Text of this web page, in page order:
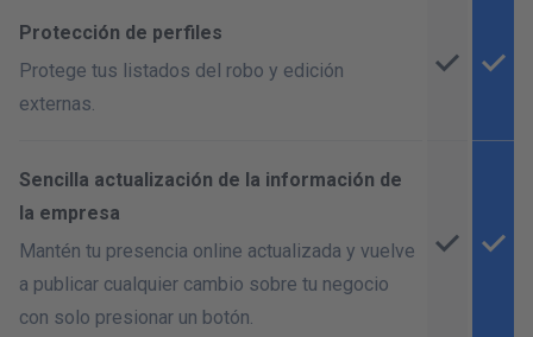
Protección de perfiles
Protege tus listados del robo y edición
externas.
Sencilla actualización de la información de
la empresa
Mantén tu presencia online actualizada y vuelve
a publicar cualquier cambio sobre tu negocio
con solo presionar un botón.